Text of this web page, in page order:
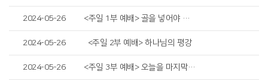
2024-05-26 <주일 1부 예배> 골을 넣어야 이깁니다
2024-05-26 <주일 2부 예배> 하나님의 평강
2024-05-26 <주일 3부 예배> 오늘을 마지막으로 사는 그리스도인